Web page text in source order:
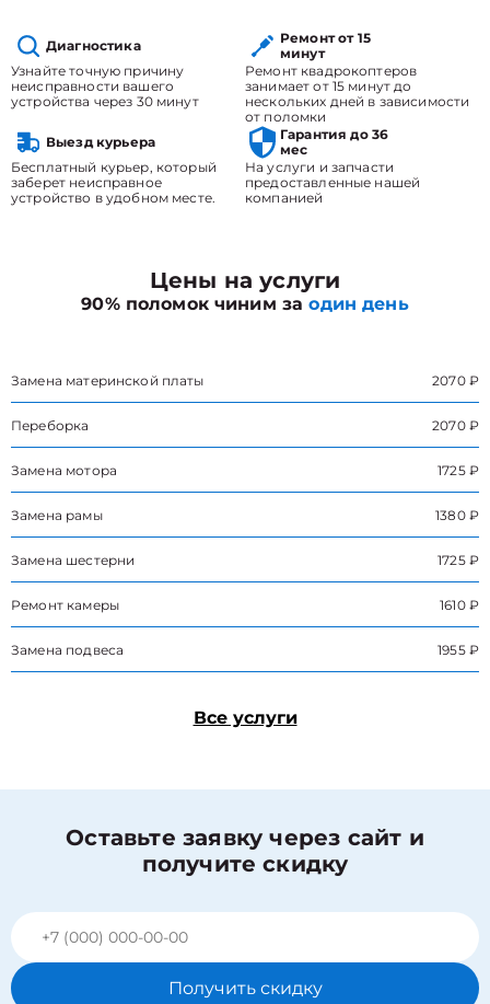
Диагностика
Узнайте точную причину
неисправности вашего
устройства через 30 минут
Ремонт от 15
минут
Ремонт квадрокоптеров
занимает от 15 минут до
нескольких дней в зависимости
от поломки
Выезд курьера
Бесплатный курьер, который
заберет неисправное
устройство в удобном месте.
Гарантия до 36
мес
На услуги и запчасти
предоставленные нашей
компанией
Цены на услуги
90% поломок чиним заодин день
Замена материнской платы 2070 ₽
Переборка 2070 ₽
Замена мотора 1725 ₽
Замена рамы 1380 ₽
Замена шестерни 1725 ₽
Ремонт камеры 1610 ₽
Замена подвеса 1955 ₽
Все услуги
Оставьте заявку через сайт и
получите скидку
Получить скидку